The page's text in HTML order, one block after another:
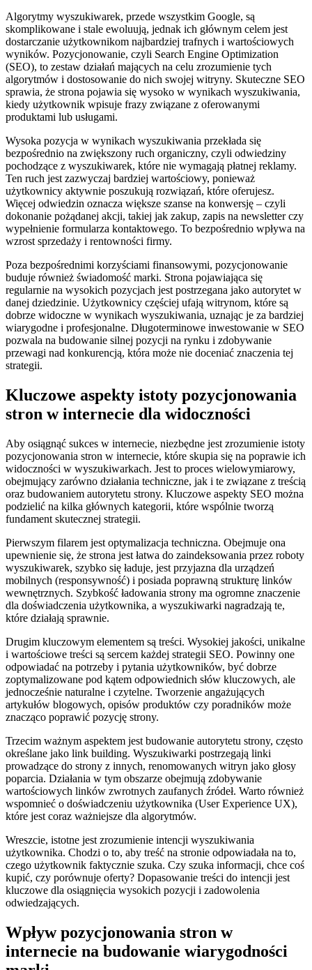
Algorytmy wyszukiwarek, przede wszystkim Google, są
skomplikowane i stale ewoluują, jednak ich głównym celem jest
dostarczanie użytkownikom najbardziej trafnych i wartościowych
wyników. Pozycjonowanie, czyli Search Engine Optimization
(SEO), to zestaw działań mających na celu zrozumienie tych
algorytmów i dostosowanie do nich swojej witryny. Skuteczne SEO
sprawia, że strona pojawia się wysoko w wynikach wyszukiwania,
kiedy użytkownik wpisuje frazy związane z oferowanymi
produktami lub usługami.
Wysoka pozycja w wynikach wyszukiwania przekłada się
bezpośrednio na zwiększony ruch organiczny, czyli odwiedziny
pochodzące z wyszukiwarek, które nie wymagają płatnej reklamy.
Ten ruch jest zazwyczaj bardziej wartościowy, ponieważ
użytkownicy aktywnie poszukują rozwiązań, które oferujesz.
Więcej odwiedzin oznacza większe szanse na konwersję – czyli
dokonanie pożądanej akcji, takiej jak zakup, zapis na newsletter czy
wypełnienie formularza kontaktowego. To bezpośrednio wpływa na
wzrost sprzedaży i rentowności firmy.
Poza bezpośrednimi korzyściami finansowymi, pozycjonowanie
buduje również świadomość marki. Strona pojawiająca się
regularnie na wysokich pozycjach jest postrzegana jako autorytet w
danej dziedzinie. Użytkownicy częściej ufają witrynom, które są
dobrze widoczne w wynikach wyszukiwania, uznając je za bardziej
wiarygodne i profesjonalne. Długoterminowe inwestowanie w SEO
pozwala na budowanie silnej pozycji na rynku i zdobywanie
przewagi nad konkurencją, która może nie doceniać znaczenia tej
strategii.
Kluczowe aspekty istoty pozycjonowania
stron w internecie dla widoczności
Aby osiągnąć sukces w internecie, niezbędne jest zrozumienie istoty
pozycjonowania stron w internecie, które skupia się na poprawie ich
widoczności w wyszukiwarkach. Jest to proces wielowymiarowy,
obejmujący zarówno działania techniczne, jak i te związane z treścią
oraz budowaniem autorytetu strony. Kluczowe aspekty SEO można
podzielić na kilka głównych kategorii, które wspólnie tworzą
fundament skutecznej strategii.
Pierwszym filarem jest optymalizacja techniczna. Obejmuje ona
upewnienie się, że strona jest łatwa do zaindeksowania przez roboty
wyszukiwarek, szybko się ładuje, jest przyjazna dla urządzeń
mobilnych (responsywność) i posiada poprawną strukturę linków
wewnętrznych. Szybkość ładowania strony ma ogromne znaczenie
dla doświadczenia użytkownika, a wyszukiwarki nagradzają te,
które działają sprawnie.
Drugim kluczowym elementem są treści. Wysokiej jakości, unikalne
i wartościowe treści są sercem każdej strategii SEO. Powinny one
odpowiadać na potrzeby i pytania użytkowników, być dobrze
zoptymalizowane pod kątem odpowiednich słów kluczowych, ale
jednocześnie naturalne i czytelne. Tworzenie angażujących
artykułów blogowych, opisów produktów czy poradników może
znacząco poprawić pozycję strony.
Trzecim ważnym aspektem jest budowanie autorytetu strony, często
określane jako link building. Wyszukiwarki postrzegają linki
prowadzące do strony z innych, renomowanych witryn jako głosy
poparcia. Działania w tym obszarze obejmują zdobywanie
wartościowych linków zwrotnych zaufanych źródeł. Warto również
wspomnieć o doświadczeniu użytkownika (User Experience UX),
które jest coraz ważniejsze dla algorytmów.
Wreszcie, istotne jest zrozumienie intencji wyszukiwania
użytkownika. Chodzi o to, aby treść na stronie odpowiadała na to,
czego użytkownik faktycznie szuka. Czy szuka informacji, chce coś
kupić, czy porównuje oferty? Dopasowanie treści do intencji jest
kluczowe dla osiągnięcia wysokich pozycji i zadowolenia
odwiedzających.
Wpływ pozycjonowania stron w
internecie na budowanie wiarygodności